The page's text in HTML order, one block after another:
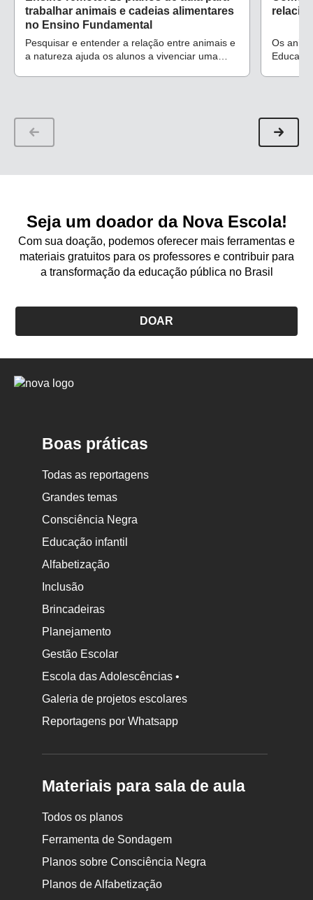
trabalhar animais e cadeias alimentares
no Ensino Fundamental
Pesquisar e entender a relação entre animais e
a natureza ajuda os alunos a vivenciar uma
Os
Seja um doador da Nova Escola!
Com sua doação, podemos oferecer mais ferramentas e
materiais gratuitos para os professores e contribuir para
a transformação da educação pública no Brasil
DOAR
Logo
Boas práticas
Todas as reportagens
Grandes temas
Consciência Negra
Educação infantil
Alfabetização
Inclusão
Brincadeiras
Planejamento
Gestão Escolar
Escola das Adolescências •
Galeria de projetos escolares
Reportagens por Whatsapp
Materiais para sala de aula
Todos os planos
Ferramenta de Sondagem
Planos sobre Consciência Negra
Planos de Alfabetização